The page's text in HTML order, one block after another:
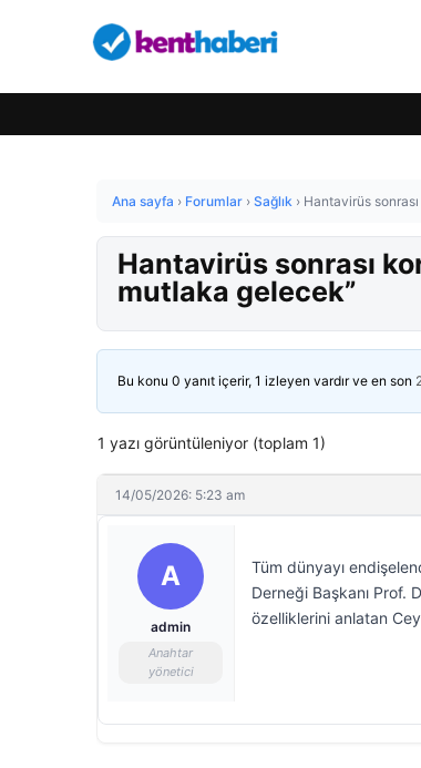
Ana sayfa › Forumlar › Sağlık › Hantavirüs
Hantavirüs sonrası
mutlaka gelecek”
Bu konu 0 yanıt içerir, 1 izleyen vardır ve en son
1 yazı görüntüleniyor (toplam 1)
14/05/2026: 5:23 am
A
admin
Anahtar
yönetici
Tüm dünyayı
Derneği Başkanı Prof.
özelliklerini anlatan